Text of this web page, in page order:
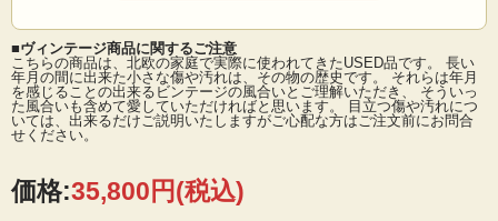
デンマーク、SOHOLM（スーホルム）社の陶板の壁掛けです。馬車に乗った男女
がデザインされています。ガラス質の釉薬がカラフルに配されていて、お部屋を
華やかにしてくれそうです。今回入荷分は縦横32センチ、厚みが3センチととても
の外壁などに飾られることも多いです。色合いがとても素敵ですのでおススメの
陶板です。
■ヴィンテージ商品に関するご注意
こちらの商品は、北欧の家庭で実際に使われてきたUSED品です。 長い
年月の間に出来た小さな傷や汚れは、その物の歴史です。 それらは年月
を感じることの出来るビンテージの風合いとご理解いただき、 そういっ
た風合いも含めて愛していただければと思います。 目立つ傷や汚れにつ
いては、出来るだけご説明いたしますがご心配な方はご注文前にお問合
せください。
価格:35,800円(税込)